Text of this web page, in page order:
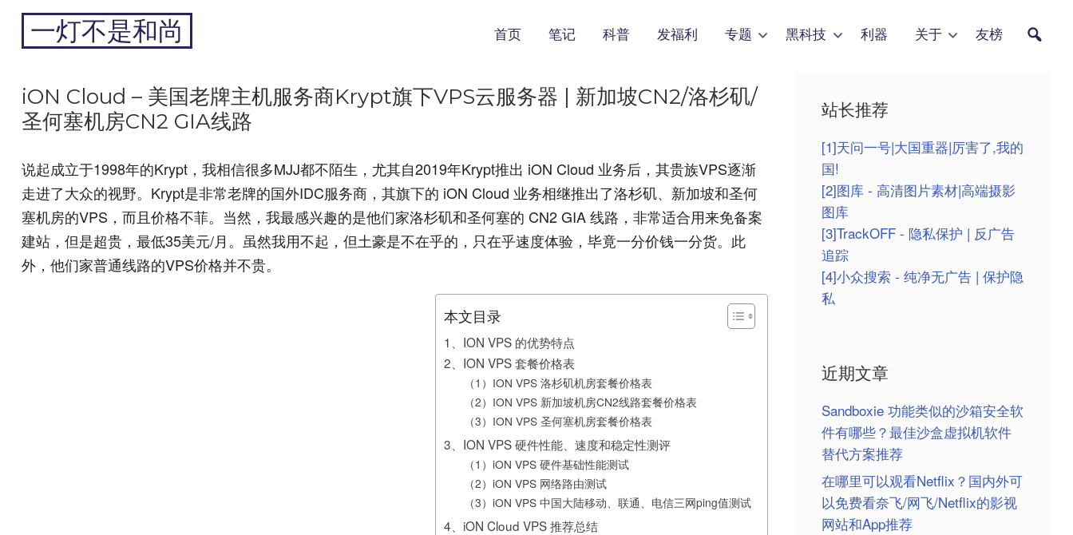
一灯不是和尚 首页 笔记 科普 发福利 专题 黑科技 利器 关于 友榜
iON Cloud – 美国老牌主机服务商Krypt旗下VPS云服务器 | 新加坡CN2/洛杉矶/
圣何塞机房CN2 GIA线路
说起成立于1998年的Krypt，我相信很多MJJ都不陌生，尤其自2019年Krypt推出 iON Cloud 业务后，其贵族VPS逐渐
走进了大众的视野。Krypt是非常老牌的国外IDC服务商，其旗下的 iON Cloud 业务相继推出了洛杉矶、新加坡和圣何
塞机房的VPS，而且价格不菲。当然，我最感兴趣的是他们家洛杉矶和圣何塞的 CN2 GIA 线路，非常适合用来免备案
建站，但是超贵，最低35美元/月。虽然我用不起，但土豪是不在乎的，只在乎速度体验，毕竟一分价钱一分货。此
外，他们家普通线路的VPS价格并不贵。
本文目录
1、ION VPS 的优势特点
2、ION VPS 套餐价格表
（1）ION VPS 洛杉矶机房套餐价格表
（2）ION VPS 新加坡机房CN2线路套餐价格表
（3）ION VPS 圣何塞机房套餐价格表
3、ION VPS 硬件性能、速度和稳定性测评
（1）iON VPS 硬件基础性能测试
（2）iON VPS 网络路由测试
（3）iON VPS 中国大陆移动、联通、电信三网ping值测试
4、iON Cloud VPS 推荐总结
站长推荐
[1]天问一号|大国重器|厉害了,我的
国!
[2]图库 - 高清图片素材|高端摄影
图库
[3]TrackOFF - 隐私保护 | 反广告
追踪
[4]小众搜索 - 纯净无广告 | 保护隐
私
近期文章
Sandboxie 功能类似的沙箱安全软
件有哪些？最佳沙盒虚拟机软件
替代方案推荐
在哪里可以观看Netflix？国内外可
以免费看奈飞/网飞/Netflix的影视
网站和App推荐